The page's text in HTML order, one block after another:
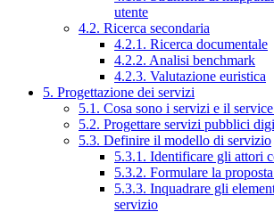
utente
4.2. Ricerca secondaria
4.2.1. Ricerca documentale
4.2.2. Analisi benchmark
4.2.3. Valutazione euristica
5. Progettazione dei servizi
5.1. Cosa sono i servizi e il
5.2. Progettare servizi pubblici
5.3. Definire il modello di servizio
5.3.1. Identificare gli attori
5.3.2. Formulare la
5.3.3. Inquadrare gli
servizio